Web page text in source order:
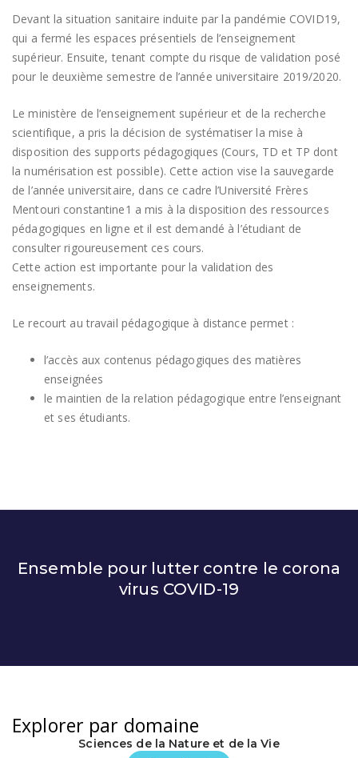
Devant la situation sanitaire induite par la pandémie COVID19,
qui a fermé les espaces présentiels de l’enseignement
supérieur. Ensuite, tenant compte du risque de validation posé
pour le deuxième semestre de l’année universitaire 2019/2020.
Le ministère de l’enseignement supérieur et de la recherche
scientifique, a pris la décision de systématiser la mise à
disposition des supports pédagogiques (Cours, TD et TP dont
la numérisation est possible). Cette action vise la sauvegarde
de l’année universitaire, dans ce cadre l’Université Frères
Mentouri constantine1 a mis à la disposition des ressources
pédagogiques en ligne et il est demandé à l’étudiant de
consulter rigoureusement ces cours.
Cette action est importante pour la validation des
enseignements.
Le recourt au travail pédagogique à distance permet :
l’accès aux contenus pédagogiques des matières
enseignées
le maintien de la relation pédagogique entre l’enseignant
et ses étudiants.
Ensemble pour lutter contre le corona
virus COVID-19
Explorer par domaine
Sciences de la Nature et de la Vie